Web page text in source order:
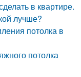
в квартире.
лучше?
потолка в
потолка